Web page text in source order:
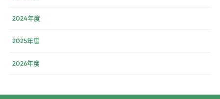
2024年度
2025年度
2026年度